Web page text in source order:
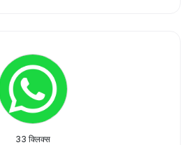
33 क्लिक्स